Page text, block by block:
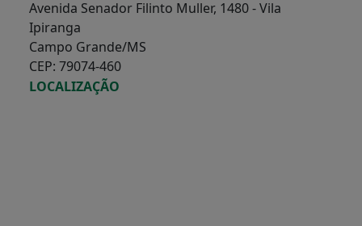
Avenida Senador Filinto Muller, 1480 - Vila
Ipiranga
Campo Grande/MS
CEP: 79074-460
LOCALIZAÇÃO